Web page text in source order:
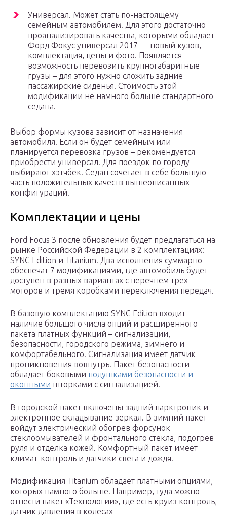
Универсал. Может стать по-настоящему
семейным автомобилем. Для этого достаточно
проанализировать качества, которыми обладает
Форд Фокус универсал 2017 — новый кузов,
комплектация, цены и фото. Появляется
возможность перевозить крупногабаритные
грузы – для этого нужно сложить задние
пассажирские сиденья. Стоимость этой
модификации не намного больше стандартного
седана.
Выбор формы кузова зависит от назначения
автомобиля. Если он будет семейным или
планируется перевозка грузов – рекомендуется
приобрести универсал. Для поездок по городу
выбирают хэтчбек. Седан сочетает в себе большую
часть положительных качеств вышеописанных
конфигураций.
Комплектации и цены
Ford Focus 3 после обновления будет предлагаться на
рынке Российской Федерации в 2 комплектациях:
SYNC Edition и Titanium. Два исполнения суммарно
обеспечат 7 модификациями, где автомобиль будет
доступен в разных вариантах с перечнем трех
моторов и тремя коробками переключения передач.
В базовую комплектацию SYNC Edition входит
наличие большого числа опций и расширенного
пакета платных функций – сигнализации,
безопасности, городского режима, зимнего и
комфортабельного. Сигнализация имеет датчик
проникновения вовнутрь. Пакет безопасности
обладает боковыми подушками безопасности и
оконными шторками с сигнализацией.
В городской пакет включены задний парктроник и
электронное складывание зеркал. В зимний пакет
войдут электрический обогрев форсунок
стеклоомывателей и фронтального стекла, подогрев
руля и отделка кожей. Комфортный пакет имеет
климат-контроль и датчики света и дождя.
Модификация Titanium обладает платными опциями,
которых намного больше. Например, туда можно
отнести пакет «Технологии», где есть круиз контроль,
датчик давления в колесах